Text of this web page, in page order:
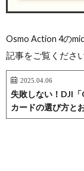
Osmo Action 4の
記事をご覧ください
2025.04.06
失敗しない！DJI
カードの選び方と